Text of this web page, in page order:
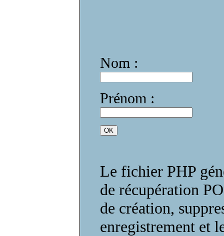
Nom :
Prénom :
Le fichier PHP
de récupération
de création,
enregistrement et